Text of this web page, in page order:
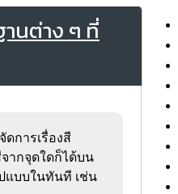
นต่าง ๆ ที่
ดการเรื่องสี
ากจุดใดก็ได้บน
แบบในทันที เช่น